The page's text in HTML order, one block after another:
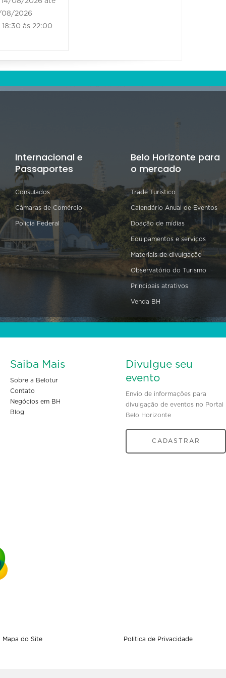
08/2026
às 22:00
Internacional e
Passaportes
Consulados
Câmaras de Comércio
Polícia Federal
Belo Horizonte para
o mercado
Trade Turístico
Calendário Anual de Eventos
Doação de mídias
Equipamentos e serviços
Materiais de divulgação
Observatório do Turismo
Principais atrativos
Venda BH
Saiba Mais
Sobre a Belotur
Contato
Negócios em BH
Blog
Divulgue seu
evento
Envio de informações para
divulgação de eventos no Portal
Belo Horizonte
CADASTRAR
Mapa do Site Politica de Privacidade